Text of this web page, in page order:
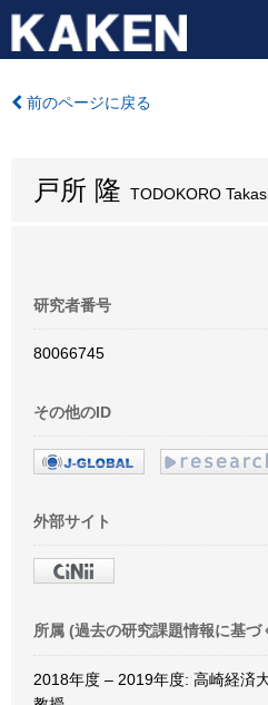
前のページに戻る
戸所 隆 TODOKORO
研究者番号
80066745
その他のID
外部サイト
所属 (過去の研究課題情報に基づ
2018年度 – 2019年度: 高崎経済